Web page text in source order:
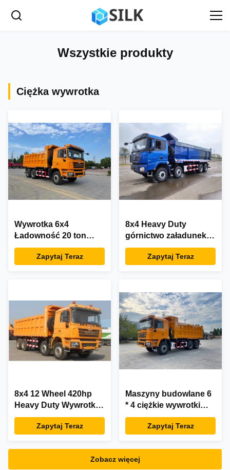
Wszystkie produkty
Ciężka wywrotka
Wywrotka 6x4
Ładowność 20 ton
Cummins 340 KM
Silnik wysokoprężny
Zapytaj Teraz
8x4 Heavy Duty
górnictwo załadunek
Budownictwo
Transport Wywrotka
Zapytaj Teraz
8x4 12 Wheel 420hp
Heavy Duty Wywrotka
Wywrotka Stal
węglowa na sprzedaż
Zapytaj Teraz
Maszyny budowlane 6
* 4 ciężkie wywrotki
wywrotki
Zapytaj Teraz
Zobacz więcej